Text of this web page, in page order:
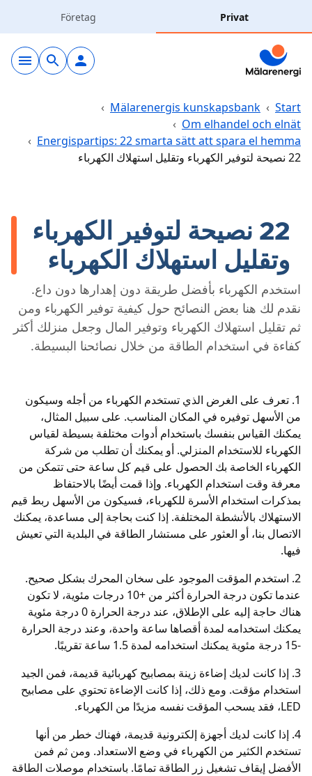
Privat
Företag
Elavtal
Laddning
Fjärrvärme
Vatten & avlopp
Hållbarhet
Kundcenter
Start
›
Mälarenergis kunskapsbank
›
Om elhandel och elnät
›
Energispartips: 22 smarta sätt att spara el hemma
›
22 نصيحة لتوفير الكهرباء وتقليل استهلاك الكهرباء
22 نصيحة لتوفير الكهرباء
وتقليل استهلاك الكهرباء
استخدم الكهرباء بأفضل طريقة دون إهدارها دون داع.
نقدم لك هنا بعض النصائح حول كيفية توفير الكهرباء ومن
ثم تقليل استهلاك الكهرباء وتوفير المال وجعل منزلك أكثر
كفاءة في استخدام الطاقة من خلال نصائحنا البسيطة.
1. تعرف على الغرض الذي تستخدم الكهرباء من أجله وسيكون
من الأسهل توفيره في المكان المناسب. على سبيل المثال،
يمكنك القياس بنفسك باستخدام أدوات مختلفة بسيطة لقياس
الكهرباء للاستخدام المنزلي. أو يمكنك أن تطلب من شركة
الكهرباء الخاصة بك الحصول على قيم كل ساعة حتى تتمكن من
معرفة وقت استخدام الكهرباء. وإذا قمت أيضًا بالاحتفاظ
بمذكرات استخدام الأسرة للكهرباء، فسيكون من الأسهل ربط قيم
الاستهلاك بالأنشطة المختلفة. إذا كنت بحاجة إلى مساعدة، يمكنك
الاتصال بنا، أو العثور على مستشار الطاقة في البلدية التي تعيش
فيها.
2. استخدم المؤقت الموجود على سخان المحرك بشكل صحيح.
عندما تكون درجة الحرارة أكثر من +10 درجات مئوية، لا تكون
هناك حاجة إليه على الإطلاق، عند درجة الحرارة 0 درجة مئوية
يمكنك استخدامه لمدة أقصاها ساعة واحدة، وعند درجة الحرارة
-15 درجة مئوية يمكنك استخدامه لمدة 1.5 ساعة تقريبًا.
3. إذا كانت لديك إضاءة زينة بمصابيح كهربائية قديمة، فمن الجيد
استخدام مؤقت. ومع ذلك، إذا كانت الإضاءة تحتوي على مصابيح
LED، فقد يسحب المؤقت نفسه مزيدًا من الكهرباء.
4. إذا كانت لديك أجهزة إلكترونية قديمة، فهناك خطر من أنها
تستخدم الكثير من الكهرباء في وضع الاستعداد. ومن ثم فمن
الأفضل إيقاف تشغيل زر الطاقة تمامًا. باستخدام موصلات الطاقة